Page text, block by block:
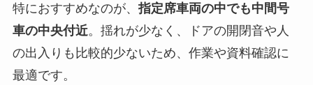
特におすすめなのが、 指定席車両の中でも中間号
車の中央付近。揺れが少なく、ドアの開閉音や人
の出入りも比較的少ないため、作業や資料確認に
最適です。